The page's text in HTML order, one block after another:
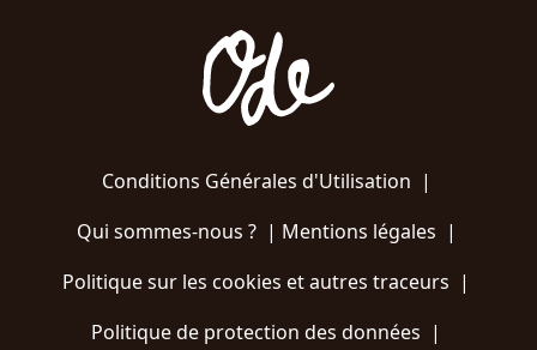
Conditions Générales d'Utilisation |
Qui sommes-nous ?| Mentions légales |
Politique sur les cookies et autres traceurs |
Politique de protection des données |